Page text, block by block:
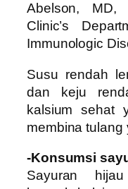
Abelson, MD,
Clinic’s
Immunologic
Susu rendah
dan keju
kalsium sehat
membina tulang
-Konsumsi
Sayuran